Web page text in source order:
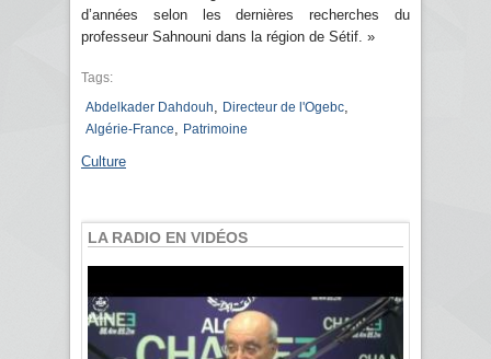
d’années selon les dernières recherches du
professeur Sahnouni dans la région de Sétif. »
Tags:
Abdelkader Dahdouh
Directeur de l'Ogebc
Algérie-France Patrimoine
Culture
LA RADIO EN VIDÉOS